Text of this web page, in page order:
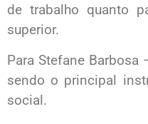
de trabalho quanto
superior.
Para Stefane Barbosa
sendo o principal
social.